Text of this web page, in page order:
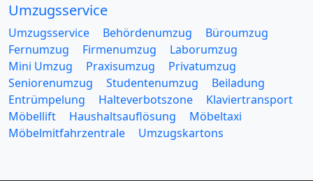
Umzugsservice
Umzugsservice Behördenumzug
Büroumzug
Fernumzug
Firmenumzug
Laborumzug
Mini Umzug
Praxisumzug
Privatumzug
Seniorenumzug
Studentenumzug
Beiladung
Entrümpelung
Halteverbotszone
Klaviertransport
Möbellift
Haushaltsauflösung
Möbeltaxi
Möbelmitfahrzentrale
Umzugskartons